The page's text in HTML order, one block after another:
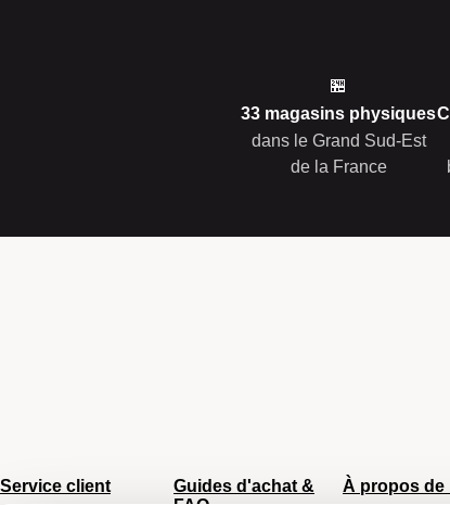
🏪
33 magasins physiques
dans le Grand Sud-Est
de la France
Service client
Guides d'achat &
À propos de